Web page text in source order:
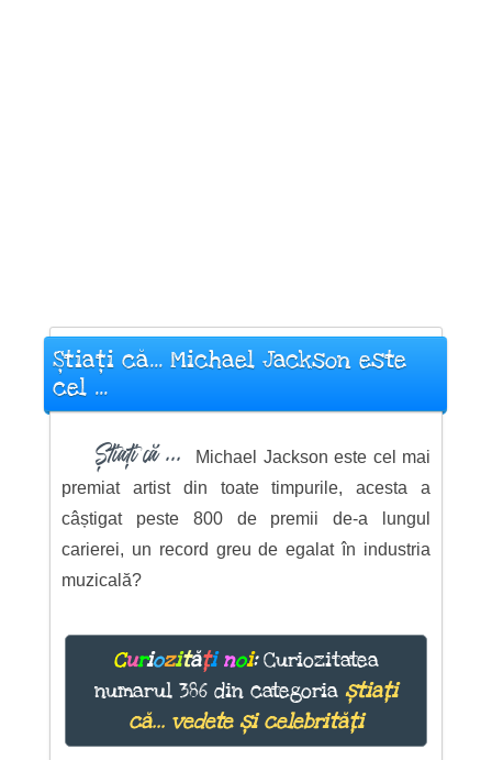
Știați că... Michael Jackson este
cel ...
Știați că ...
Michael Jackson este cel mai
premiat artist din toate timpurile, acesta a
câștigat peste 800 de premii de-a lungul
carierei, un record greu de egalat în industria
muzicală?
Curiozități noi:Curiozitatea
numarul 386 din categoria știați
că... vedete și celebrități